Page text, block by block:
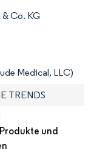
Co. KG
Medical, LLC)
TRENDS
und